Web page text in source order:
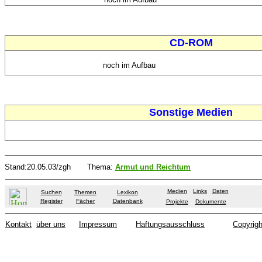
CD-ROM
noch im Aufbau
Sonstige Medien
Stand:20.05.03/zgh Thema: Armut und Reichtum
Suchen Themen
Lexikon
Register
Fächer Datenbank
Medien Links
Daten
Projekte
Dokumente
Kontakt über uns Impressum Haftungsausschluss